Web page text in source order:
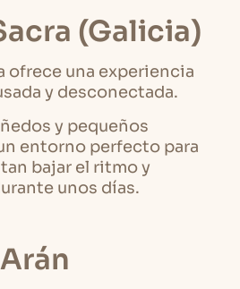
(Galicia)
ofrece una experiencia
y desconectada.
y pequeños
entorno perfecto para
bajar el ritmo y
unos días.